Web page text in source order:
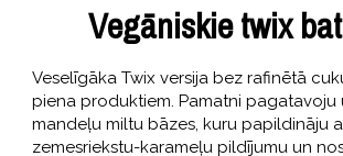
Vegāniskie twix
Veselīgāka Twix versija bez rafinētā
piena produktiem. Pamatni pagatavoju
mandeļu miltu bāzes, kuru papildināju
zemesriekstu-karameļu pildījumu un